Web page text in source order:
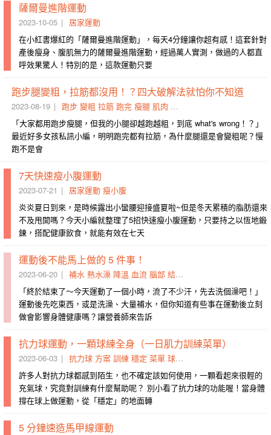
薩爾曼進階運動
2023-10-05
居家運動
在小紅書爆紅的「薩爾曼進階運動」，每天4分鐘讓你超有感！這套針對
產後瘦身、腹肌無力的薩爾曼進階運動，經過萬人實測，做過的人都直
呼效果驚人！特別的是，這款運動只要
跑步腿變粗，拉筋都沒用！？四大破解法就怕你不知道
2023-08-19 跑步 變粗 拉筋 跑完 瘦腿 肌肉 腿部
「大家都用跑步瘦腿，但我的小腿卻越跑越粗，到底 what's wrong！？」
最近好多女孩私訊小編，明明跑完都有拉筋，為什麼腿還是會變粗呢？慢
跑不是會
7天快速瘦小腹運動
2023-07-21 居家運動 瘦小腹
炎炎夏日到來，是時候露出小蠻腰迎接盛夏啦~但是冬天累積的脂肪還來
不及甩開嗎？今天小編就整理了5招快速瘦小腹運動，只要持之以恆地鍛
鍊，搭配健康飲食，就能有效在七天
運動後不能馬上做的 5 件事！
2023-06-20 補水 熱水澡 降溫 血流 腦部 結束
「終於結束了～今天運動了一個小時，流了不少汗，先去洗個澡吧！」
運動後先吃東西，或是洗澡、大量補水，但你知道有些事在運動後立刻
做會影響身體健康嗎？讓營養師來告訴
抗力球運動，一顆球練全身（一日肌力訓練菜單）
2023-06-03 抗力球 方案 訓練 穩定 菜單 球練
許多人對抗力球都感到陌生，也不確定該如何使用，一顆看起來很輕的
充氣球，究竟對訓練有什麼幫助呢？ 別小看了抗力球的功能喔！當身體
撐在球上做運動，從「穩定」的地面轉
5 分鐘速造馬甲線運動